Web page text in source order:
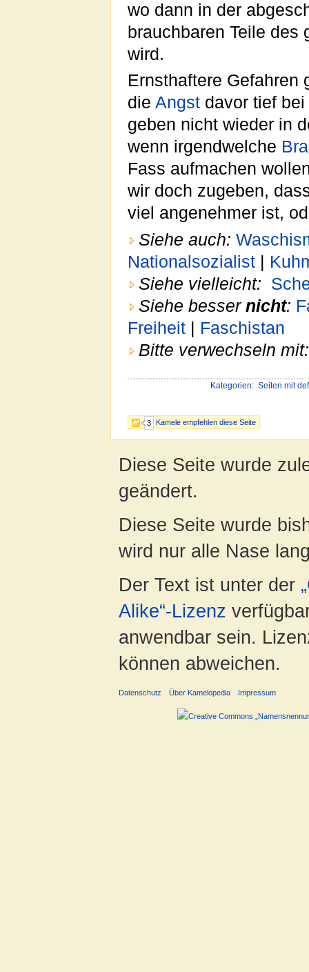
3 Kamele empfehlen diese Seite
wo dann in der
brauchbaren Teile des
wird.
Ernsthaftere Gefahren
die Angst davor tief
geben nicht wieder in
wenn irgendwelche
Fass aufmachen
wir doch zugeben,
viel angenehmer ist,
Siehe auch:
Nationalsozialist |
Siehe vielleicht:
Siehe besser nicht:
Freiheit | Faschistan
Bitte verwechseln mit:
Kategorien: Seiten mit
Diese Seite wurde
geändert.
Diese Seite wurde
wird nur alle Nase
Der Text ist unter der
Alike“-Lizenz
anwendbar sein.
können abweichen.
Datenschutz Über Kamelopedia Impressum